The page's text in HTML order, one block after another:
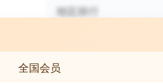
全国会员